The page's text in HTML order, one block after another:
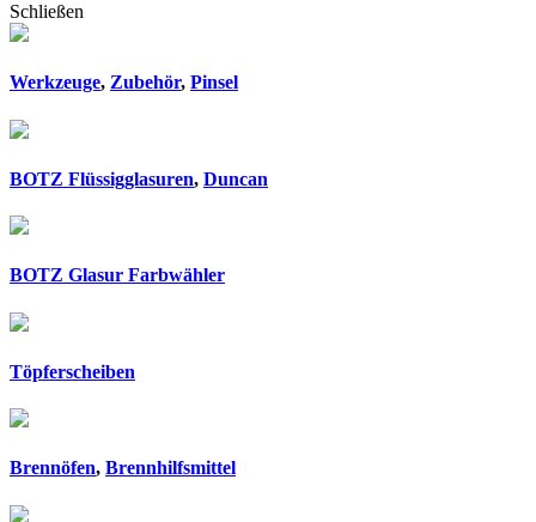
Schließen
Werkzeuge, Zubehör, Pinsel
BOTZ Flüssigglasuren, Duncan
BOTZ Glasur Farbwähler
Töpferscheiben
Brennöfen, Brennhilfsmittel